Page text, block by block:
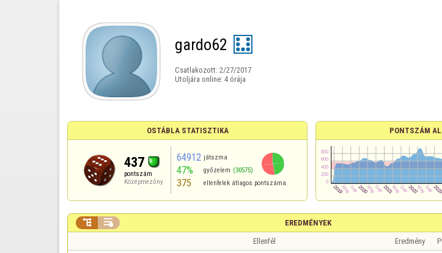
gardo62
Csatlakozott: 2/27/2017
Utoljára online: 4 órája
OSTÁBLA STATISZTIKA
437
pontszám
Középmezőny
64912 játszma
47% győzelem (30575)
375 ellenfelek átlagos pontszáma
PONTSZÁM
EREDMÉNYEK
 
Ellenfél Eredmény